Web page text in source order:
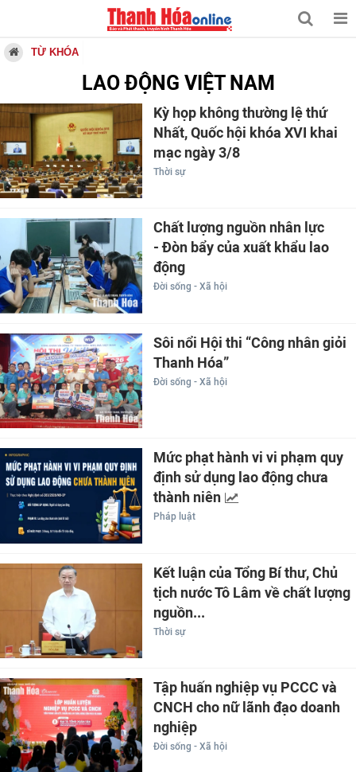
TỪ KHÓA
LAO ĐỘNG VIỆT NAM
Kỳ họp không thường lệ thứ
Nhất, Quốc hội khóa XVI khai
mạc ngày 3/8
Thời sự
Chất lượng nguồn nhân lực
- Đòn bẩy của xuất khẩu lao
động
Đời sống - Xã hội
Sôi nổi Hội thi “Công nhân giỏi
Thanh Hóa”
Đời sống - Xã hội
Mức phạt hành vi vi phạm quy
định sử dụng lao động chưa
thành niên
Pháp luật
Kết luận của Tổng Bí thư, Chủ
tịch nước Tô Lâm về chất lượng
nguồn...
Thời sự
Tập huấn nghiệp vụ PCCC và
CNCH cho nữ lãnh đạo doanh
nghiệp
Đời sống - Xã hội